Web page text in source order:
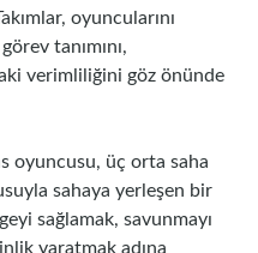
oyuncularını
tanımını,
verimliliğini göz önünde
oyuncusu, üç orta saha
sahaya yerleşen bir
sağlamak, savunmayı
yaratmak adına